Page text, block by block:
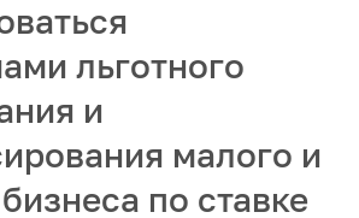
льготного
и
малого и
по ставке